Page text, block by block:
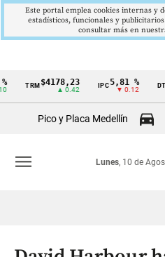
Cintillo
Colombia
$4178,23
▲ 0.42
5,81 %
▼ 0.12
Pico y Placa Medellín
Lunes, 10 de
menu
Este portal emplea cookies internas y
estadísticos, funcionales y
consultar más en